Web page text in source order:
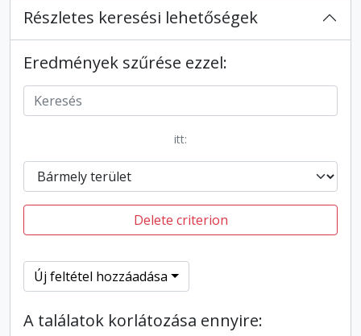
Részletes keresési lehetőségek
Eredmények szűrése ezzel:
itt:
Delete criterion
Új feltétel hozzáadása
A találatok korlátozása ennyire: